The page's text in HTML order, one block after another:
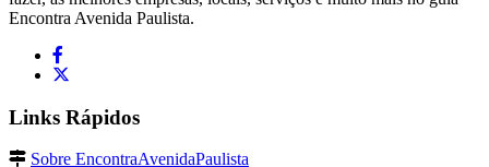
Encontra Avenida Paulista.
Links Rápidos
Sobre EncontraAvenidaPaulista